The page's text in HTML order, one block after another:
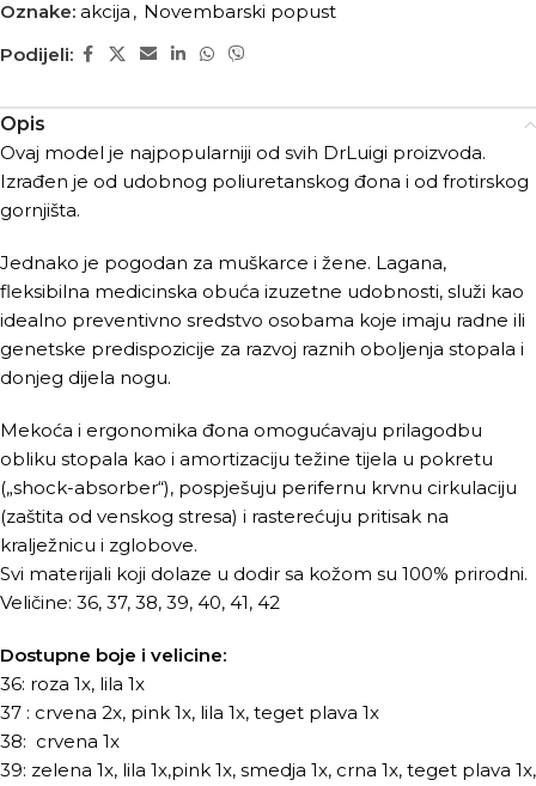
Oznake: akcija , Novembarski popust
Podijeli:
Opis
Ovaj model je najpopularniji od svih DrLuigi proizvoda.
Izrađen je od udobnog poliuretanskog đona i od frotirskog
gornjišta.
Jednako je pogodan za muškarce i žene. Lagana,
fleksibilna medicinska obuća izuzetne udobnosti, služi kao
idealno preventivno sredstvo osobama koje imaju radne ili
genetske predispozicije za razvoj raznih oboljenja stopala i
donjeg dijela nogu.
Mekoća i ergonomika đona omogućavaju prilagodbu
obliku stopala kao i amortizaciju težine tijela u pokretu
(„shock-absorber“), pospješuju perifernu krvnu cirkulaciju
(zaštita od venskog stresa) i rasterećuju pritisak na
kralježnicu i zglobove.
Svi materijali koji dolaze u dodir sa kožom su 100% prirodni.
Veličine: 36, 37, 38, 39, 40, 41, 42
Dostupne boje i velicine:
36: roza 1x, lila 1x
37 : crvena 2x, pink 1x, lila 1x, teget plava 1x
38: crvena 1x
39: zelena 1x, lila 1x,pink 1x, smedja 1x, crna 1x, teget plava 1x,